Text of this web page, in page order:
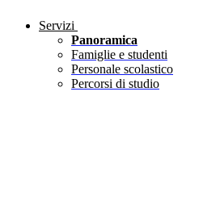
Servizi
Panoramica
Famiglie e studenti
Personale scolastico
Percorsi di studio